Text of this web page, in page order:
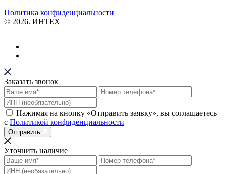
Политика конфиденциальности
© 2026. ИНТЕХ
Заказать звонок
Нажимая на кнопку «Отправить заявку», вы соглашаетесь
с Политикой конфиденциальности
Отправить
Уточнить наличие